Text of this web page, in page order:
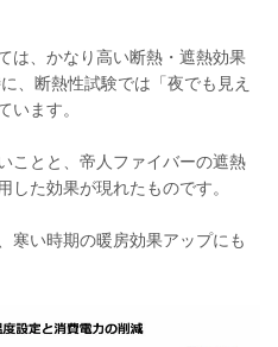
は、かなり高い断熱・遮熱効果
、断熱性試験では「夜でも見え
います。
ことと、帝人ファイバーの遮熱
た効果が現れたものです。
寒い時期の暖房効果アップにも